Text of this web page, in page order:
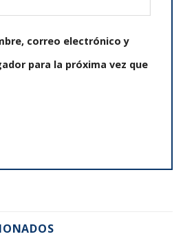
correo electrónico y
para la próxima vez que